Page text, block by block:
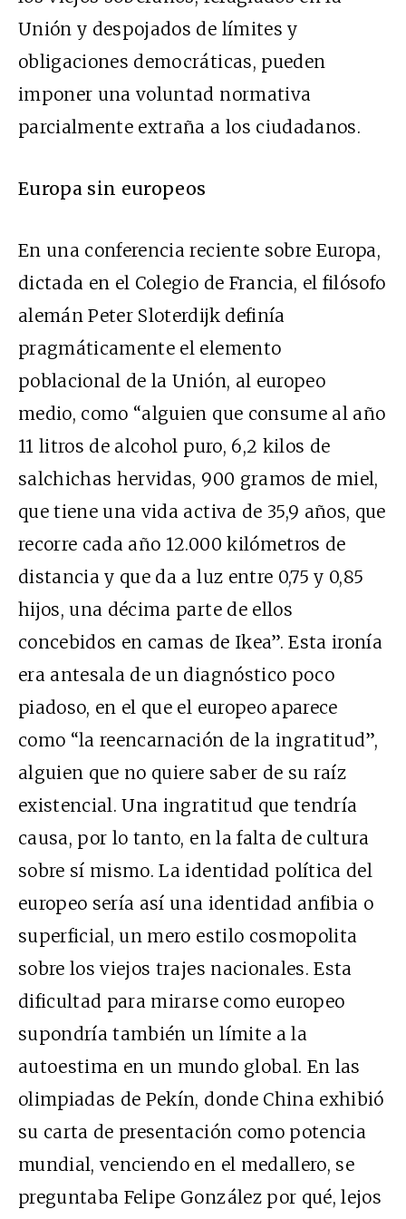
Unión y despojados de límites y
obligaciones democráticas, pueden
imponer una voluntad normativa
parcialmente extraña a los ciudadanos.
Europa sin europeos
En una conferencia reciente sobre Europa,
dictada en el Colegio de Francia, el filósofo
alemán Peter Sloterdijk definía
pragmáticamente el elemento
poblacional de la Unión, al europeo
medio, como “alguien que consume al año
11 litros de alcohol puro, 6,2 kilos de
salchichas hervidas, 900 gramos de miel,
que tiene una vida activa de 35,9 años, que
recorre cada año 12.000 kilómetros de
distancia y que da a luz entre 0,75 y 0,85
hijos, una décima parte de ellos
concebidos en camas de Ikea”. Esta ironía
era antesala de un diagnóstico poco
piadoso, en el que el europeo aparece
como “la reencarnación de la ingratitud”,
alguien que no quiere saber de su raíz
existencial. Una ingratitud que tendría
causa, por lo tanto, en la falta de cultura
sobre sí mismo. La identidad política del
europeo sería así una identidad anfibia o
superficial, un mero estilo cosmopolita
sobre los viejos trajes nacionales. Esta
dificultad para mirarse como europeo
supondría también un límite a la
autoestima en un mundo global. En las
olimpiadas de Pekín, donde China exhibió
su carta de presentación como potencia
mundial, venciendo en el medallero, se
preguntaba Felipe González por qué, lejos